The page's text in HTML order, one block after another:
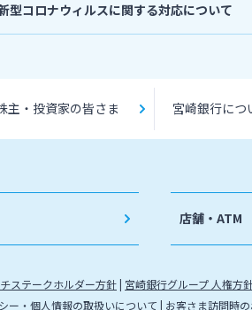
型コロナウィルスに関する対応について
主・投資家の皆さま 宮崎銀行につ
店舗・ATM
ステークホルダー方針 宮崎銀行グループ 人権方
ー・個人情報の取扱いについて お客さま訪問時